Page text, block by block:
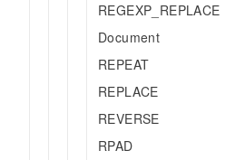
REGEXP_REPLACE
Document
REPEAT
REPLACE
REVERSE
RPAD